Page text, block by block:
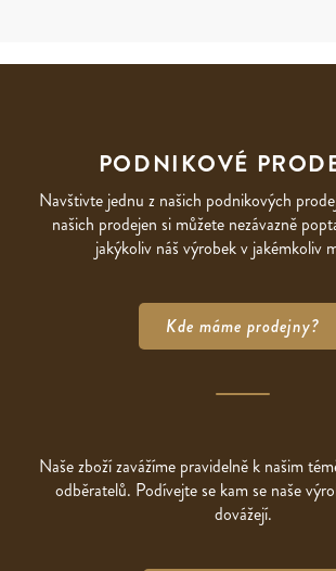
PODNIKOVÉ
Navštivte jednu z našich podnikových
našich prodejen si můžete nezávazně
jakýkoliv náš výrobek v jakémkoliv
Kde máme prodejny?
Naše zboží zavážíme pravidelně k našim
odběratelů. Podívejte se kam se naše
dovážejí.